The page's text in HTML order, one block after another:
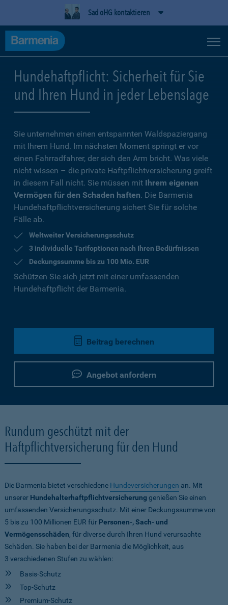
Sad oHG kontaktieren
Hundehaftpflicht: Sicherheit für Sie
und Ihren Hund in jeder Lebenslage
Sie unternehmen einen entspannten Waldspaziergang
mit Ihrem Hund. Im nächsten Moment springt er vor
einen Fahrradfahrer, der sich den Arm bricht. Was viele
nicht wissen – die private Haftpflichtversicherung greift
in diesem Fall nicht. Sie müssen mit Ihrem eigenen
Vermögen für den Schaden haften. Die Barmenia
Hundehaftpflichtversicherung sichert Sie für solche
Fälle ab.
Weltweiter Versicherungsschutz
3 individuelle Tarifoptionen nach Ihren Bedürfnissen
Deckungssumme bis zu 100 Mio. EUR
Schützen Sie sich jetzt mit einer umfassenden
Hundehaftpflicht der Barmenia.
Beitrag berechnen
Angebot anfordern
Rundum geschützt mit der
Haftpflichtversicherung für den Hund
Die Barmenia bietet verschiedene Hundeversicherungen an. Mit
unserer Hundehalterhaftpflichtversicherung genießen Sie einen
umfassenden Versicherungsschutz. Mit einer Deckungssumme von
5 bis zu 100 Millionen EUR für Personen-, Sach- und
Vermögensschäden, für diverse durch Ihren Hund verursachte
Schäden. Sie haben bei der Barmenia die Möglichkeit, aus
3 verschiedenen Stufen zu wählen:
Basis-Schutz
Top-Schutz
Premium-Schutz